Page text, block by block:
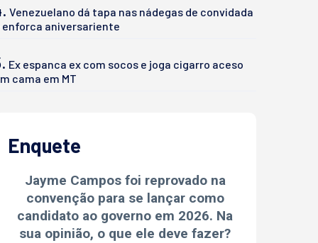
Venezuelano dá tapa nas nádegas de convidada
enforca aniversariente
Ex espanca ex com socos e joga cigarro aceso
cama em MT
Enquete
Jayme Campos foi reprovado na
convenção para se lançar como
candidato ao governo em 2026. Na
sua opinião, o que ele deve fazer?